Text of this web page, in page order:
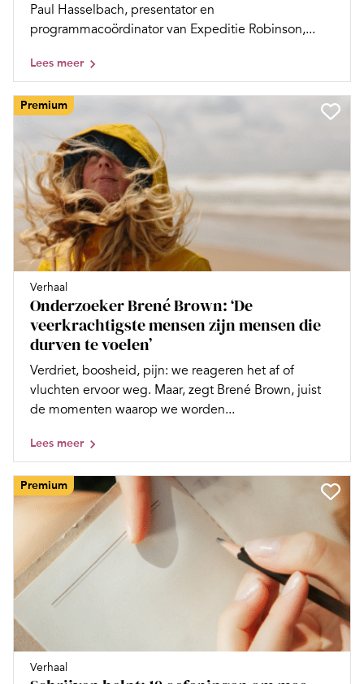
Paul Hasselbach, presentator en
programmacoördinator van Expeditie Robinson,...
Lees meer
Premium
Verhaal
Onderzoeker Brené Brown: ‘De
veerkrachtigste mensen zijn mensen die
durven te voelen’
Verdriet, boosheid, pijn: we reageren het af of
vluchten ervoor weg. Maar, zegt Brené Brown, juist
de momenten waarop we worden...
Lees meer
Premium
Verhaal